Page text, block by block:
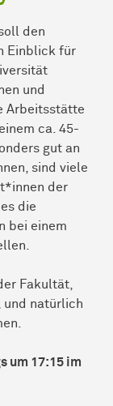
den
Einblick für
und
Arbeitsstätte
ca. 45-
gut an
sind viele
der
die
bei einem
Fakultät,
und natürlich
um 17:15 im